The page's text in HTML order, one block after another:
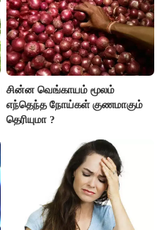
சின்ன வெங்காயம் மூலம்
எந்தெந்த நோய்கள் குணமாகும்
தெரியுமா ?